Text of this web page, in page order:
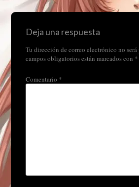
Deja una respuesta
Tu dirección de correo electrónico no
campos obligatorios están marcados con *
Comentario *